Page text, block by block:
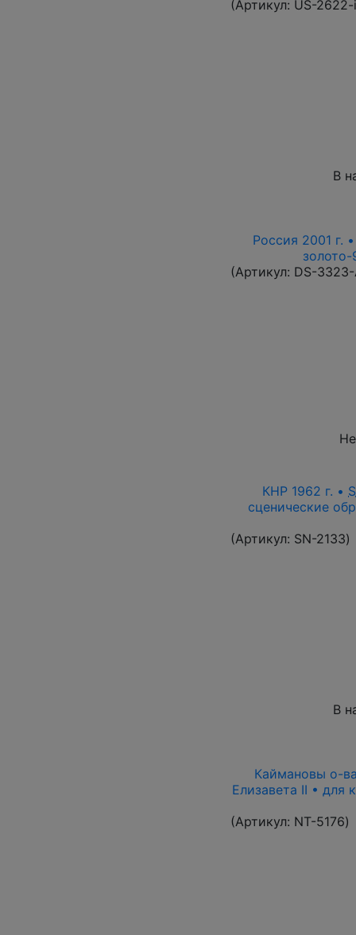
(Артикул: US-
В
Россия 2001 г.
(Артикул: DS-
КНР 1962 г. •
сценические
(Артикул: SN-2133)
В
Каймановы о-
Елизавета II • для
(Артикул: NT-5176)